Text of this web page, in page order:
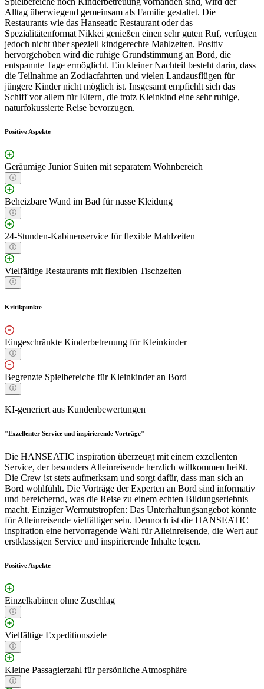
Alltag überwiegend gemeinsam als Familie gestaltet. Die
Restaurants wie das Hanseatic Restaurant oder das
Spezialitätenformat Nikkei genießen einen sehr guten Ruf, verfügen
jedoch nicht über speziell kindgerechte Mahlzeiten. Positiv
hervorgehoben wird die ruhige Grundstimmung an Bord, die
entspannte Tage ermöglicht. Ein kleiner Nachteil besteht darin, dass
die Teilnahme an Zodiacfahrten und vielen Landausflügen für
jüngere Kinder nicht möglich ist. Insgesamt empfiehlt sich das
Schiff vor allem für Eltern, die trotz Kleinkind eine sehr ruhige,
naturfokussierte Reise bevorzugen.
Positive Aspekte
Geräumige Junior Suiten mit separatem Wohnbereich
Beheizbare Wand im Bad für nasse Kleidung
24-Stunden-Kabinenservice für flexible Mahlzeiten
Vielfältige Restaurants mit flexiblen Tischzeiten
Kritikpunkte
Eingeschränkte Kinderbetreuung für Kleinkinder
Begrenzte Spielbereiche für Kleinkinder an Bord
KI-generiert aus Kundenbewertungen
"Exzellenter Service und inspirierende Vorträge"
Die HANSEATIC inspiration überzeugt mit einem exzellenten
Service, der besonders Alleinreisende herzlich willkommen heißt.
Die Crew ist stets aufmerksam und sorgt dafür, dass man sich an
Bord wohlfühlt. Die Vorträge der Experten an Bord sind informativ
und bereichernd, was die Reise zu einem echten Bildungserlebnis
macht. Einziger Wermutstropfen: Das Unterhaltungsangebot könnte
für Alleinreisende vielfältiger sein. Dennoch ist die HANSEATIC
inspiration eine hervorragende Wahl für Alleinreisende, die Wert auf
erstklassigen Service und inspirierende Inhalte legen.
Positive Aspekte
Einzelkabinen ohne Zuschlag
Vielfältige Expeditionsziele
Kleine Passagierzahl für persönliche Atmosphäre